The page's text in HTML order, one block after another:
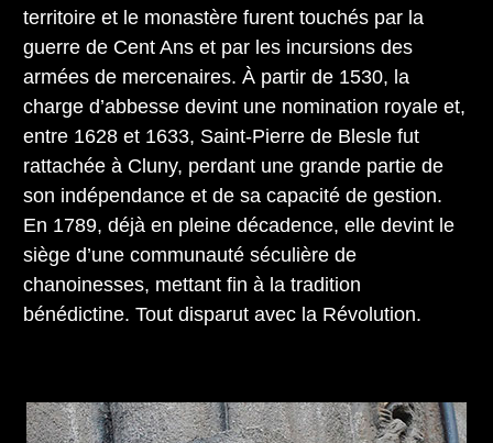
territoire et le monastère furent touchés par la
guerre de Cent Ans et par les incursions des
armées de mercenaires. À partir de 1530, la
charge d’abbesse devint une nomination royale et,
entre 1628 et 1633, Saint-Pierre de Blesle fut
rattachée à Cluny, perdant une grande partie de
son indépendance et de sa capacité de gestion.
En 1789, déjà en pleine décadence, elle devint le
siège d’une communauté séculière de
chanoinesses, mettant fin à la tradition
bénédictine. Tout disparut avec la Révolution.